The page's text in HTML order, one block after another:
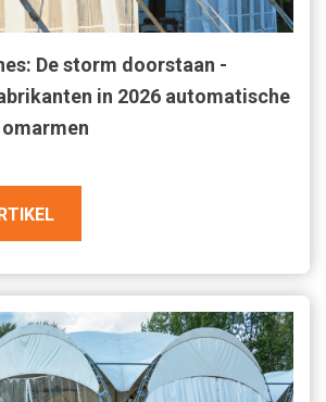
De storm doorstaan -
in 2026 automatische